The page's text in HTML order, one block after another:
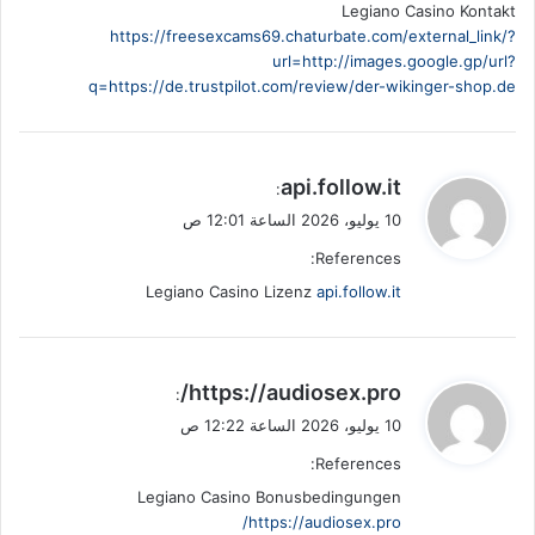
Legiano Casino Kontakt
https://freesexcams69.chaturbate.com/external_link/?
url=http://images.google.gp/url?
q=https://de.trustpilot.com/review/der-wikinger-shop.de
ي
ق
ل
api.follow.it
:
10 يوليو، 2026 الساعة 12:01 ص
References:
Legiano Casino Lizenz api.follow.it
ي
ق
ل
https://audiosex.pro/
:
10 يوليو، 2026 الساعة 12:22 ص
References:
Legiano Casino Bonusbedingungen
https://audiosex.pro/